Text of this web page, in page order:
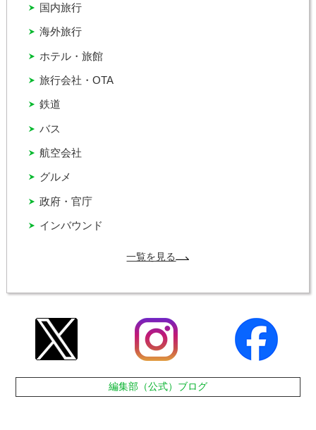
インバウンド
グルメ
バス
ホテル・旅館
国内旅行
政府・官庁
旅行会社・OTA
海外旅行
航空会社
鉄道
一覧を見る
編集部（公式）ブログ